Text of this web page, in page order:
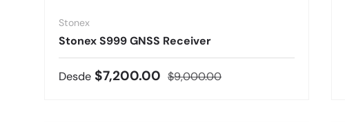
Stonex
Stonex S999 GNSS Receiver
Precio de venta
Desde $7,200.00 Precio normal
$9,000.00